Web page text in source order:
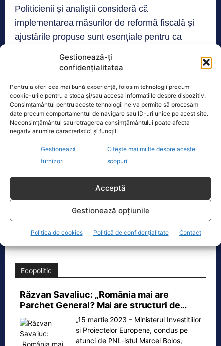
Gestionează-ți
confidențialitatea
Pentru a oferi cea mai bună experiență, folosim tehnologii precum
cookie-urile pentru a stoca și/sau accesa informațiile despre dispozitiv.
Consimțământul pentru aceste tehnologii ne va permite să procesăm
date precum comportamentul de navigare sau ID-uri unice pe acest site.
Neconsimțământul sau retragerea consimțământului poate afecta
negativ anumite caracteristici și funcții.
Gestionează
furnizori
Citește mai multe despre aceste
scopuri
Acceptă
Gestionează opțiunile
Politică de cookies Politică de confidențialitate Contact
Politicienii și analiștii consideră că
implementarea măsurilor de reformă fiscală și
ajustările propuse sunt esențiale pentru ca
prin PNRR și să reducă treptat deficitul,
termen lung.
TAGS COMISIA EUROPEANĂ PLAN FISCAL
Realitatea
Dronă doborâtă de un avion F‑16 în zona
O dronă a fost doborâtă vineri dimineață de un avion
F‑16 al Forțelor Aeriene Române, în zona Padina, în
județul[...]
Ecopolitic
Răzvan Savaliuc: „România mai are
Parchet General? Mai are structuri de…
„15 martie 2023 – Ministerul Investitiilor
si Proiectelor Europene, condus pe
atunci de PNL-istul Marcel Bolos,